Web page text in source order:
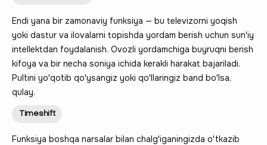
Endi yana bir zamonaviy funksiya — bu televizorni yoqish
yoki dastur va ilovalarni topishda yordam berish uchun sun'iy
intellektdan foydalanish. Ovozli yordamchiga buyruqni berish
kifoya va bir necha soniya ichida kerakli harakat bajariladi.
Pultini yo'qotib qo'ysangiz yoki qo'llaringiz band bo'lsa,
qulay.
Timeshift
Funksiya boshqa narsalar bilan chalg'iganingizda o'tkazib